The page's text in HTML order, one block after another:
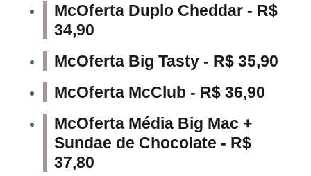
McOferta Duplo Cheddar - R$
34,90
McOferta Big Tasty - R$ 35,90
McOferta McClub - R$ 36,90
McOferta Média Big Mac +
Sundae de Chocolate - R$
37,80